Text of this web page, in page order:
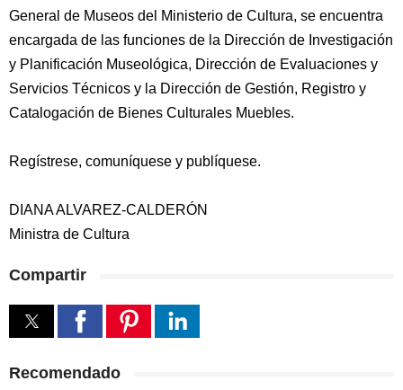
General de Museos del Ministerio de Cultura, se encuentra
encargada de las funciones de la Dirección de Investigación
y Planificación Museológica, Dirección de Evaluaciones y
Servicios Técnicos y la Dirección de Gestión, Registro y
Catalogación de Bienes Culturales Muebles.
Regístrese, comuníquese y publíquese.
DIANA ALVAREZ-CALDERÓN
Ministra de Cultura
Compartir
Recomendado